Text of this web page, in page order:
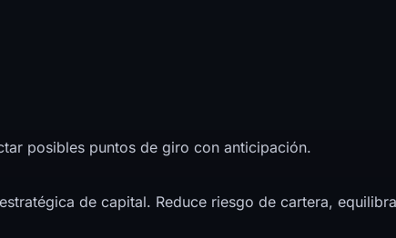
posibles puntos de giro con anticipación.
de capital. Reduce riesgo de cartera,